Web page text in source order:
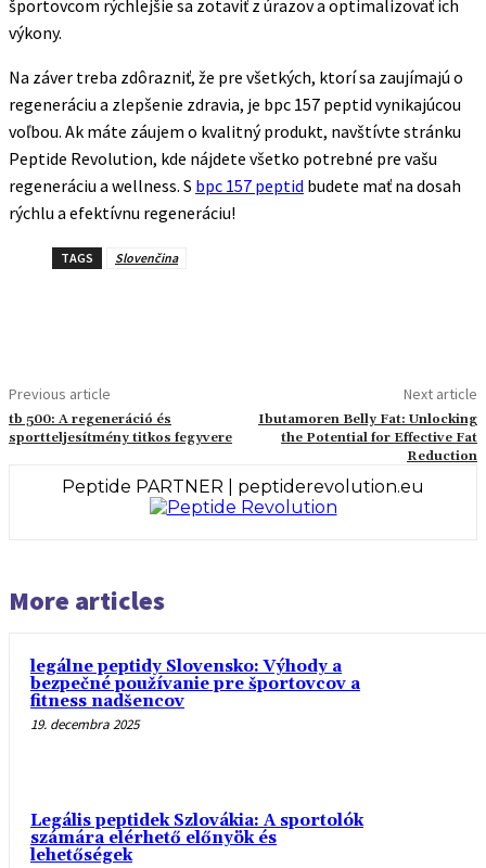
športovcom rýchlejšie sa zotaviť z úrazov a optimalizovať ich
výkony.
Na záver treba zdôrazniť, že pre všetkých, ktorí sa zaujímajú o
regeneráciu a zlepšenie zdravia, je bpc 157 peptid vynikajúcou
voľbou. Ak máte záujem o kvalitný produkt, navštívte stránku
Peptide Revolution, kde nájdete všetko potrebné pre vašu
regeneráciu a wellness. S bpc 157 peptid budete mať na dosah
rýchlu a efektívnu regeneráciu!
TAGS Slovenčina
Previous article
tb 500: A regeneráció és
sportteljesítmény titkos fegyvere
Next article
Ibutamoren Belly Fat: Unlocking
the Potential for Effective Fat
Reduction
Peptide PARTNER | peptiderevolution.eu
More articles
legálne peptidy Slovensko: Výhody a
bezpečné používanie pre športovcov a
fitness nadšencov
19. decembra 2025
Legális peptidek Szlovákia: A sportolók
számára elérhető előnyök és
lehetőségek